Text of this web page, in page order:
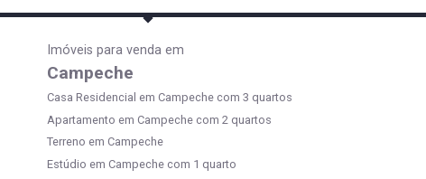
Imóveis para venda em
Campeche
Casa Residencial em Campeche com 3 quartos
Apartamento em Campeche com 2 quartos
Terreno em Campeche
Estúdio em Campeche com 1 quarto